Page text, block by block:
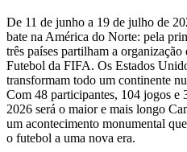
De 11 de junho a 19 de julho de
bate na América do Norte: pela
três países partilham a
Futebol da FIFA. Os Estados
transformam todo um continente
Com 48 participantes, 104 jogos e
2026 será o maior e mais longo
um acontecimento monumental
o futebol a uma nova era.